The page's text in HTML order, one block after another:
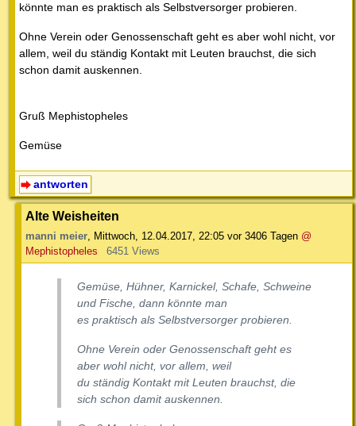
könnte man es praktisch als Selbstversorger probieren.
Ohne Verein oder Genossenschaft geht es aber wohl nicht, vor
allem, weil du ständig Kontakt mit Leuten brauchst, die sich
schon damit auskennen.
Gruß Mephistopheles
Gemüse
antworten
Alte Weisheiten
manni meier, Mittwoch, 12.04.2017, 22:05 vor 3406 Tagen @
Mephistopheles
6451 Views
Gemüse, Hühner, Karnickel, Schafe, Schweine
und Fische, dann könnte man
es praktisch als Selbstversorger probieren.
Ohne Verein oder Genossenschaft geht es
aber wohl nicht, vor allem, weil
du ständig Kontakt mit Leuten brauchst, die
sich schon damit auskennen.